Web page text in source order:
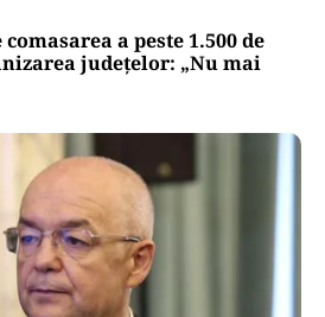
a peste 1.500 de
județelor: „Nu mai